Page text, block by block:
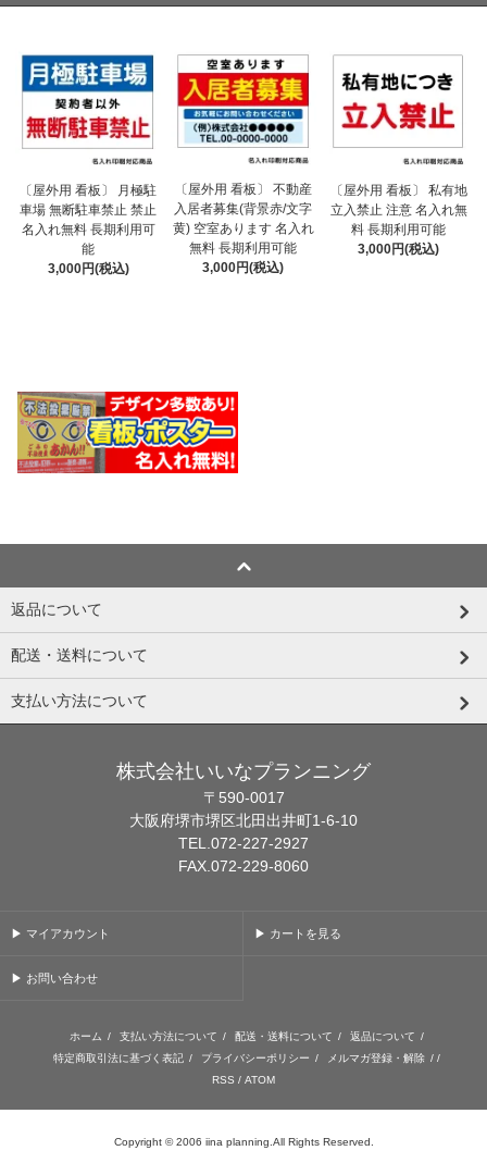
〔屋外用 看板〕 月極駐
車場 無断駐車禁止 禁止
名入れ無料 長期利用可
能
3,000円(税込)
〔屋外用 看板〕 不動産
入居者募集(背景赤/文字
黄) 空室あります 名入れ
無料 長期利用可能
3,000円(税込)
〔屋外用 看板〕 私有地
立入禁止 注意 名入れ無
料 長期利用可能
3,000円(税込)
返品について
配送・送料について
支払い方法について
株式会社いいなプランニング
〒590-0017
大阪府堺市堺区北田出井町1-6-10
TEL.072-227-2927
FAX.072-229-8060
▶ マイアカウント ▶ カートを見る
▶ お問い合わせ
ホーム / 支払い方法について / 配送・送料について / 返品について /
特定商取引法に基づく表記 / プライバシーポリシー / メルマガ登録・解除 / /
RSS / ATOM
Copyright © 2006 iina planning.All Rights Reserved.